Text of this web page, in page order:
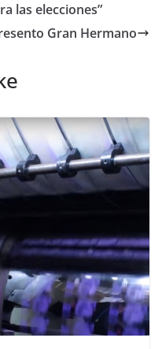
las elecciones”
Gran Hermano